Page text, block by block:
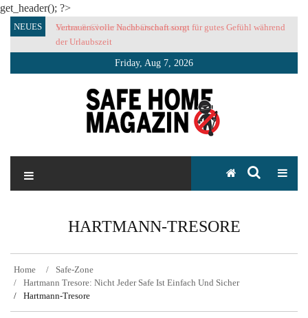
get_header(); ?>
SkipNEUES
Vertrauensvolle Nachbarschaft sorgt für gutes Gefühl während
der Urlaubszeit
Friday, Aug 7, 2026
SAFE HOME Magazin
HARTMANN-TRESORE
Home
Safe-Zone
Hartmann Tresore: Nicht Jeder Safe Ist Einfach Und Sicher
Hartmann-Tresore